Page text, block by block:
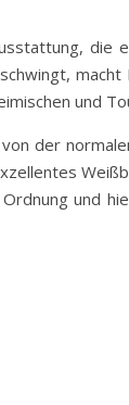
die
macht
und
der
und